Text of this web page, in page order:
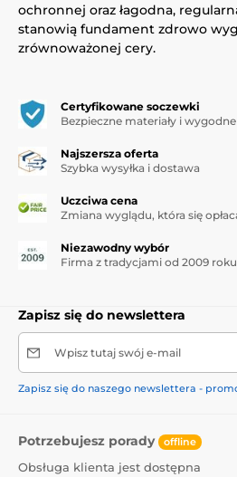
ochronnej oraz łagodna,
stanowią fundament zdrowo
zrównoważonej cery.
Certyfikowane soczewki
Bezpieczne materiały i
Najszersza oferta
Szybka wysyłka i dostawa
Uczciwa cena
Zmiana wyglądu, która się
Niezawodny wybór
Firma z tradycjami od 2009 roku
Zapisz się do newslettera
Wpisz tutaj swój e-mail
Zapisz się do naszego newslettera -
Potrzebujesz porady offline
Obsługa klienta jest dostępna